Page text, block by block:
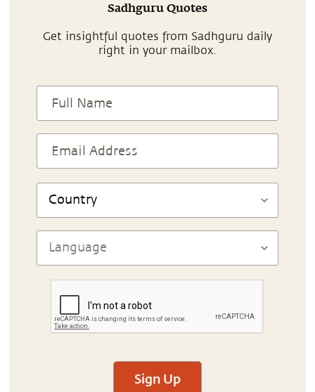
Sadhguru Quotes
Get insightful quotes from Sadhguru daily
right in your mailbox.
Sign Up